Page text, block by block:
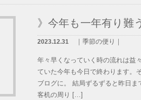
》今年も一年有り難
2023.12.31 ｜季節の便り｜
年々早くなっていく時の流れは益
ていた今年も今日で終わります。
ブログに。 結局ずるずると昨日
客机の周り […]